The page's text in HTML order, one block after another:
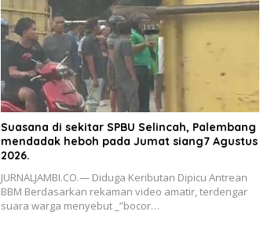
Suasana di sekitar SPBU Selincah, Palembang
mendadak heboh pada Jumat siang7 Agustus
2026.
JURNALJAMBI.CO.— Diduga Keributan Dipicu Antrean
BBM Berdasarkan rekaman video amatir, terdengar
suara warga menyebut _”bocor…